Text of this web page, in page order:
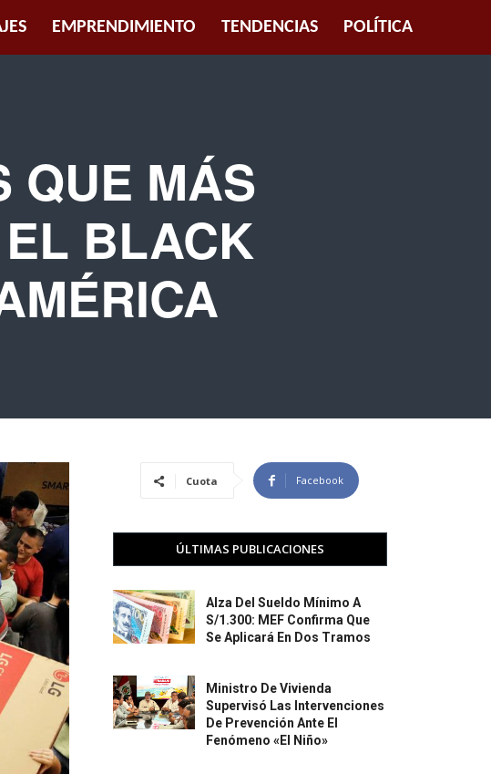
EMPRENDIMIENTO TENDENCIAS POLÍTICA
QUE MÁS
BLACK
Cuota Facebook
ÚLTIMAS PUBLICACIONES
Alza Del Sueldo Mínimo A
S/1.300: MEF Confirma Que
Se Aplicará En Dos Tramos
Ministro De Vivienda
Supervisó Las Intervenciones
De Prevención Ante El
Fenómeno «El Niño»